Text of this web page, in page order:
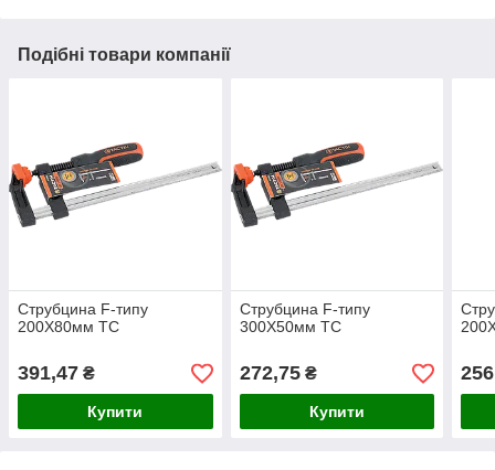
Подібні товари компанії
Струбцина F-типу
200Х80мм TC
391,47 ₴
Купити
Струбцина F-типу
300Х50мм TC
272,75₴
Купити